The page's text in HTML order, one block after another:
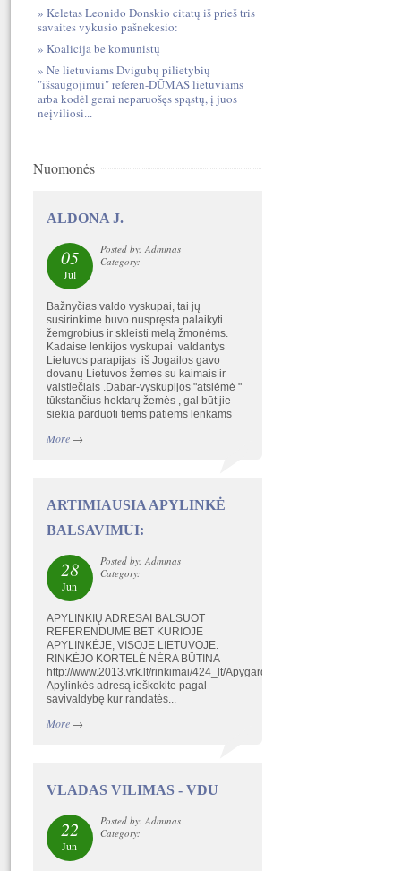
Keletas Leonido Donskio citatų iš prieš tris
savaites vykusio pašnekesio:
Koalicija be komunistų
Ne lietuviams Dvigubų pilietybių
"išsaugojimui" referen-DŪMAS lietuviams
arba kodėl gerai neparuošęs spąstų, į juos
neįviliosi...
Nuomonės
ALDONA J.
05
Jul
Posted by: Adminas
Category:
Bažnyčias valdo vyskupai, tai jų
susirinkime buvo nuspręsta palaikyti
žemgrobius ir skleisti melą žmonėms.
Kadaise lenkijos vyskupai valdantys
Lietuvos parapijas iš Jogailos gavo
dovanų Lietuvos žemes su kaimais ir
valstiečiais .Dabar-vyskupijos "atsiėmė "
tūkstančius hektarų žemės , gal būt jie
siekia parduoti tiems patiems lenkams
More→
ARTIMIAUSIA APYLINKĖ
BALSAVIMUI:
28
Jun
Posted by: Adminas
Category:
APYLINKIŲ ADRESAI BALSUOT
REFERENDUME BET KURIOJE
APYLINKĖJE, VISOJE LIETUVOJE.
RINKĖJO KORTELĖ NĖRA BŪTINA
http://www.2013.vrk.lt/rinkimai/424_lt/Apygardos/index.html
Apylinkės adresą ieškokite pagal
savivaldybę kur randatės...
More→
VLADAS VILIMAS - VDU
22
Jun
Posted by: Adminas
Category: